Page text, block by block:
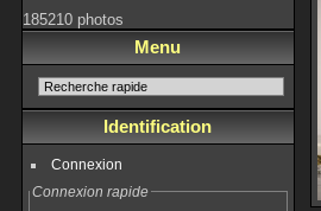
185210 photos
Menu
Identification
Connexion
Connexion rapide